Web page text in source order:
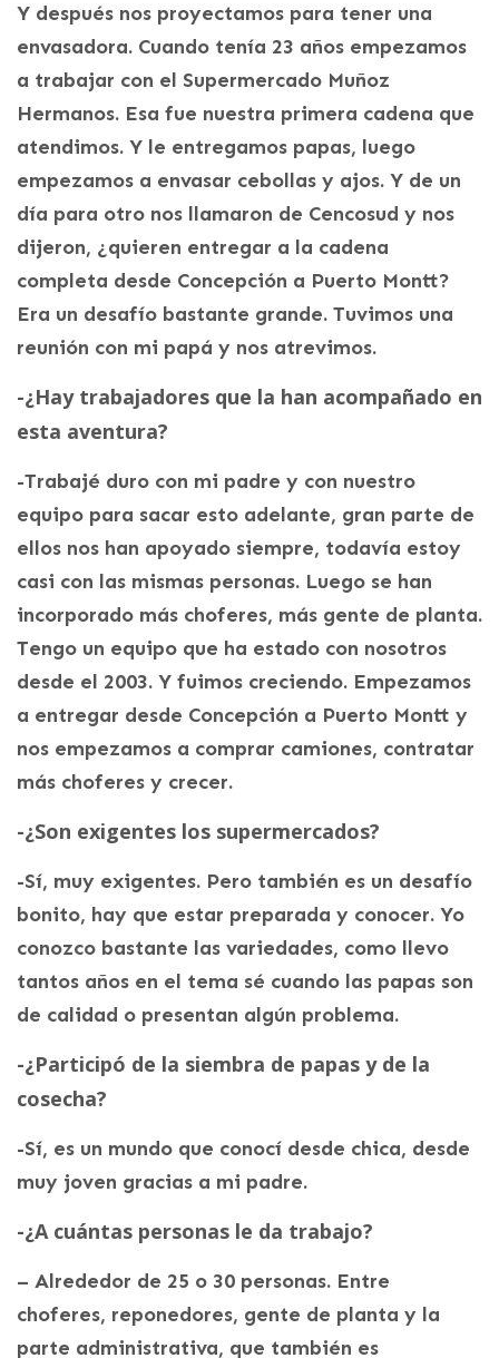
Y después nos proyectamos para tener una
envasadora. Cuando tenía 23 años empezamos
a trabajar con el Supermercado Muñoz
Hermanos. Esa fue nuestra primera cadena que
atendimos. Y le entregamos papas, luego
empezamos a envasar cebollas y ajos. Y de un
día para otro nos llamaron de Cencosud y nos
dijeron, ¿quieren entregar a la cadena
completa desde Concepción a Puerto Montt?
Era un desafío bastante grande. Tuvimos una
reunión con mi papá y nos atrevimos.
-¿Hay trabajadores que la han acompañado en
esta aventura?
-Trabajé duro con mi padre y con nuestro
equipo para sacar esto adelante, gran parte de
ellos nos han apoyado siempre, todavía estoy
casi con las mismas personas. Luego se han
incorporado más choferes, más gente de planta.
Tengo un equipo que ha estado con nosotros
desde el 2003. Y fuimos creciendo. Empezamos
a entregar desde Concepción a Puerto Montt y
nos empezamos a comprar camiones, contratar
más choferes y crecer.
-¿Son exigentes los supermercados?
-Sí, muy exigentes. Pero también es un desafío
bonito, hay que estar preparada y conocer. Yo
conozco bastante las variedades, como llevo
tantos años en el tema sé cuando las papas son
de calidad o presentan algún problema.
-¿Participó de la siembra de papas y de la
cosecha?
-Sí, es un mundo que conocí desde chica, desde
muy joven gracias a mi padre.
-¿A cuántas personas le da trabajo?
– Alrededor de 25 o 30 personas. Entre
choferes, reponedores, gente de planta y la
parte administrativa, que también es